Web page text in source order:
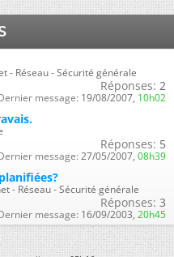
- Réseau - Sécurité générale
Réponses: 2
message: 19/08/2007, 10h02
Réponses: 5
message: 27/05/2007, 08h39
- Réseau - Sécurité générale
Réponses: 3
message: 16/09/2003, 20h45